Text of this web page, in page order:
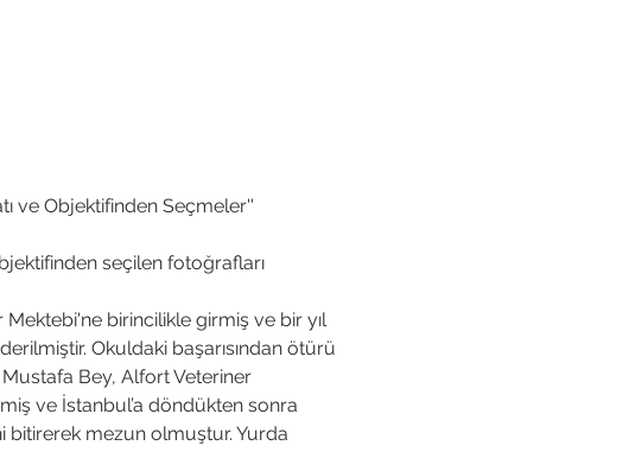
ve Objektifinden Seçmeler''
seçilen fotoğrafları
birincilikle girmiş ve bir yıl
Okuldaki başarısından ötürü
Mustafa Bey, Alfort Veteriner
ve İstanbul’a döndükten sonra
bitirerek mezun olmuştur. Yurda